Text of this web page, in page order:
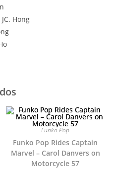
Hong
Funko Pop
Funko Pop Rides Captain
Marvel – Carol Danvers on
Motorcycle 57